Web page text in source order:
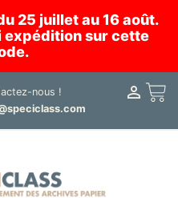
25 juillet au 16 août.
expédition sur cette
nous !  Panier